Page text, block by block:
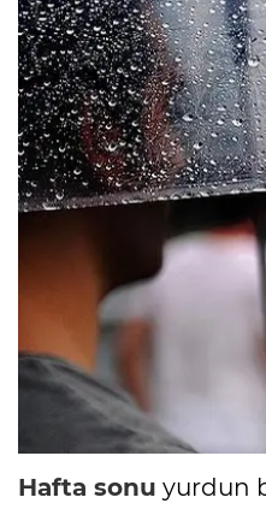
Hafta sonu yurdun